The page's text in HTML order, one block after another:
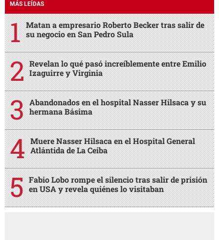
MÁS LEÍDAS
Matan a empresario Roberto Becker tras salir de
su negocio en San Pedro Sula
Revelan lo qué pasó increíblemente entre Emilio
Izaguirre y Virginia
Abandonados en el hospital Nasser Hilsaca y su
hermana Básima
Muere Nasser Hilsaca en el Hospital General
Atlántida de La Ceiba
Fabio Lobo rompe el silencio tras salir de prisión
en USA y revela quiénes lo visitaban